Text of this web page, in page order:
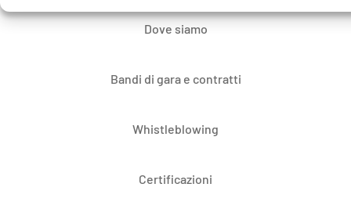
Dove siamo
Bandi di gara e contratti
Whistleblowing
Certificazioni